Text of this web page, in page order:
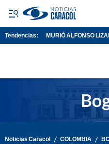
Tendencias: MURIÓ ALFONSO
Noticias Caracol / COLOMBIA /